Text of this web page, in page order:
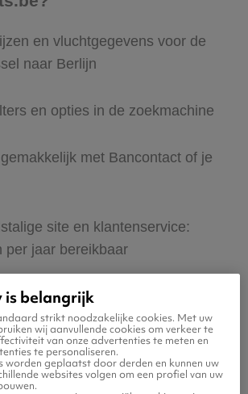
en vluchtgegevens voor de
naar Berlijn
en opties in de zoekmachine
met Bancontact of je
site en klantenservice:
per jaar bereikbaar
boeken en betalen
een hotel of huurauto voor
is belangrijk
strikt noodzakelijke cookies. Met uw
wij aanvullende cookies om verkeer te
van onze advertenties te meten en
te personaliseren.
worden geplaatst door derden en kunnen uw
websites volgen om een profiel van uw